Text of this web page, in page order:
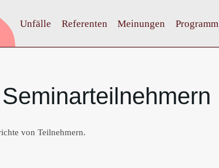
Unfälle Referenten Meinungen Programm
von Teilnehmern.